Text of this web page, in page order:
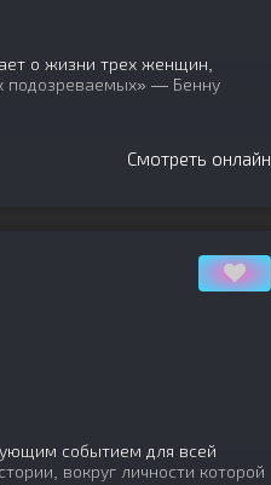
о жизни трех женщин,
подозреваемых» — Бенну
Смотреть онлайн
событием для всей
вокруг личности которой